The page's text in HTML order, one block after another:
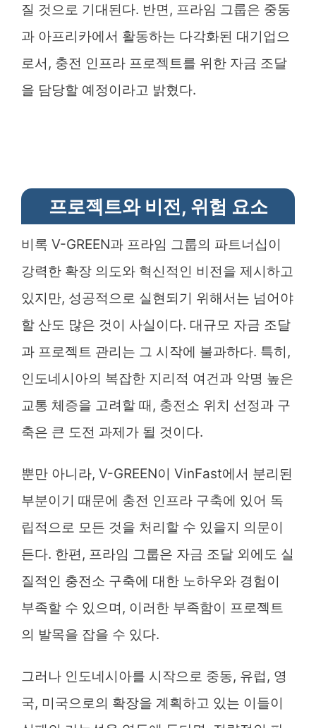
질 것으로 기대된다. 반면, 프라임 그룹은 중동
과 아프리카에서 활동하는 다각화된 대기업으
로서, 충전 인프라 프로젝트를 위한 자금 조달
을 담당할 예정이라고 밝혔다.
프로젝트와 비전, 위험 요소
비록 V-GREEN과 프라임 그룹의 파트너십이
강력한 확장 의도와 혁신적인 비전을 제시하고
있지만, 성공적으로 실현되기 위해서는 넘어야
할 산도 많은 것이 사실이다. 대규모 자금 조달
과 프로젝트 관리는 그 시작에 불과하다. 특히,
인도네시아의 복잡한 지리적 여건과 악명 높은
교통 체증을 고려할 때, 충전소 위치 선정과 구
축은 큰 도전 과제가 될 것이다.
뿐만 아니라, V-GREEN이 VinFast에서 분리된
부분이기 때문에 충전 인프라 구축에 있어 독
립적으로 모든 것을 처리할 수 있을지 의문이
든다. 한편, 프라임 그룹은 자금 조달 외에도 실
질적인 충전소 구축에 대한 노하우와 경험이
부족할 수 있으며, 이러한 부족함이 프로젝트
의 발목을 잡을 수 있다.
그러나 인도네시아를 시작으로 중동, 유럽, 영
국, 미국으로의 확장을 계획하고 있는 이들이